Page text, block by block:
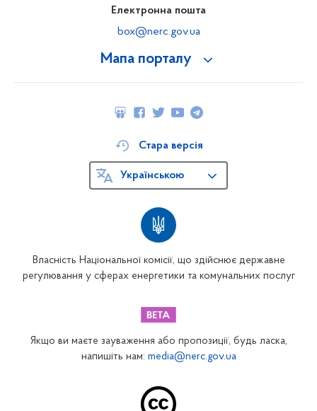
Мапа порталу
Електронна пошта
box@nerc.gov.ua
Власність Національної комісії, що здійснює державне
регулювання у сферах енергетики та комунальних послуг
Стара версія
Українською
Якщо ви маєте зауваження або пропозиції, будь ласка,
напишіть нам: media@nerc.gov.ua